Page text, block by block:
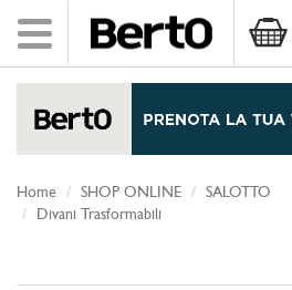
Toggle
navigation
Home SHOP ONLINE
SALOTTO
Divani Trasformabili